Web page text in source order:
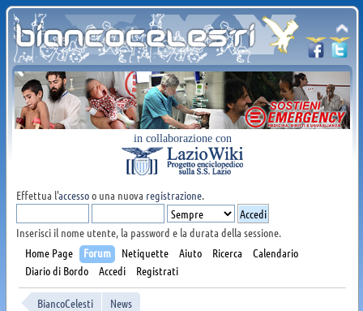
in collaborazione con
Effettua l'accessoo una nuova registrazione.
Inserisci il nome utente, la password e la durata della sessione.
Home Page
Forum Netiquette Aiuto Ricerca
Calendario
Diario di Bordo
Accedi Registrati
BiancoCelesti
News